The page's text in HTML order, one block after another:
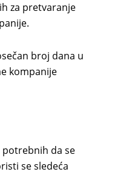
za pretvaranje
broj dana u
kompanije
potrebnih da se
se sledeća